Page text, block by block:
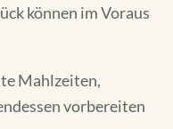
können im Voraus
Mahlzeiten,
vorbereiten